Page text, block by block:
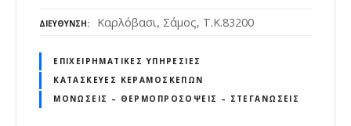
ΔΙΕΎΘΥΝΣΗ Καρλόβασι, Σάμος, Τ.Κ.83200
ΕΠΙΧΕΙΡΗΜΑΤΙΚΈΣ ΥΠΗΡΕΣΊΕΣ
ΚΑΤΑΣΚΕΥΈΣ ΚΕΡΑΜΟΣΚΕΠΏΝ
ΜΟΝΏΣΕΙΣ – ΘΕΡΜΟΠΡΟΣΌΨΕΙΣ – ΣΤΕΓΑΝΏΣΕΙΣ